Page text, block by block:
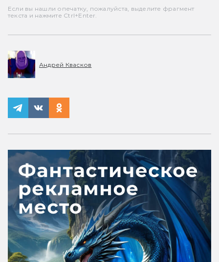
Если вы нашли опечатку, пожалуйста, выделите фрагмент
текста и нажмите Ctrl+Enter.
Андрей Квасков